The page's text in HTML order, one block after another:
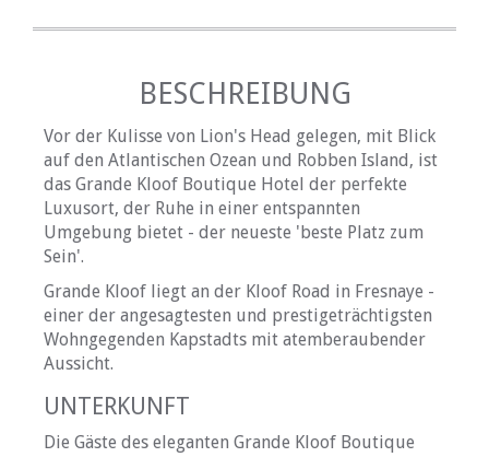
BESCHREIBUNG
Vor der Kulisse von Lion's Head gelegen, mit Blick
auf den Atlantischen Ozean und Robben Island, ist
das Grande Kloof Boutique Hotel der perfekte
Luxusort, der Ruhe in einer entspannten
Umgebung bietet - der neueste 'beste Platz zum
Sein'.
Grande Kloof liegt an der Kloof Road in Fresnaye -
einer der angesagtesten und prestigeträchtigsten
Wohngegenden Kapstadts mit atemberaubender
Aussicht.
UNTERKUNFT
Die Gäste des eleganten Grande Kloof Boutique